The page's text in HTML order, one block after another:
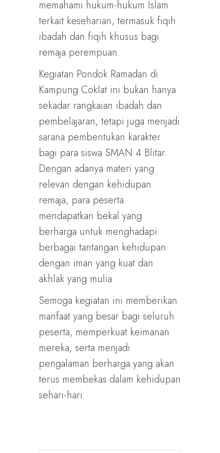
memahami hukum-hukum Islam
terkait keseharian, termasuk fiqih
ibadah dan fiqih khusus bagi
remaja perempuan.
Kegiatan Pondok Ramadan di
Kampung Coklat ini bukan hanya
sekadar rangkaian ibadah dan
pembelajaran, tetapi juga menjadi
sarana pembentukan karakter
bagi para siswa SMAN 4 Blitar.
Dengan adanya materi yang
relevan dengan kehidupan
remaja, para peserta
mendapatkan bekal yang
berharga untuk menghadapi
berbagai tantangan kehidupan
dengan iman yang kuat dan
akhlak yang mulia.
Semoga kegiatan ini memberikan
manfaat yang besar bagi seluruh
peserta, memperkuat keimanan
mereka, serta menjadi
pengalaman berharga yang akan
terus membekas dalam kehidupan
sehari-hari.